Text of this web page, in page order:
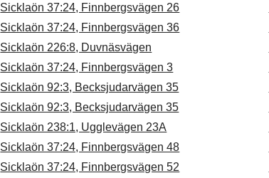
Sicklaön 37:24, Finnbergsvägen 26
Sicklaön 37:24, Finnbergsvägen 36
Sicklaön 226:8, Duvnäsvägen
Sicklaön 37:24, Finnbergsvägen 3
Sicklaön 92:3, Becksjudarvägen 35
Sicklaön 92:3, Becksjudarvägen 35
Sicklaön 238:1, Ugglevägen 23A
Sicklaön 37:24, Finnbergsvägen 48
Sicklaön 37:24, Finnbergsvägen 52